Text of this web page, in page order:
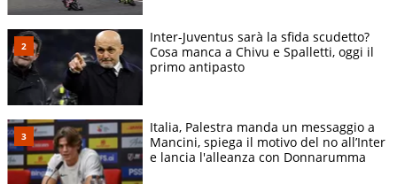
Inter-Juventus sarà la sfida scudetto?
Cosa manca a Chivu e Spalletti, oggi il
primo antipasto
Italia, Palestra manda un messaggio a
Mancini, spiega il motivo del no all’Inter
e lancia l'alleanza con Donnarumma